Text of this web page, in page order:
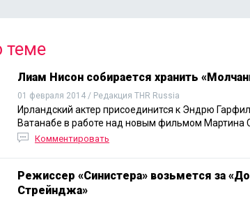
теме
Лиам Нисон собирается хранить
01 февраля 2014 / Редакция THR Russia
Ирландский актер присоединится к Эндрю
Ватанабе в работе над новым фильмом Мартина
Комментировать
Режиссер «Синистера» возьмется за
Стрейнджа»